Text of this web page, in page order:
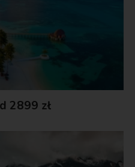
2899 zł